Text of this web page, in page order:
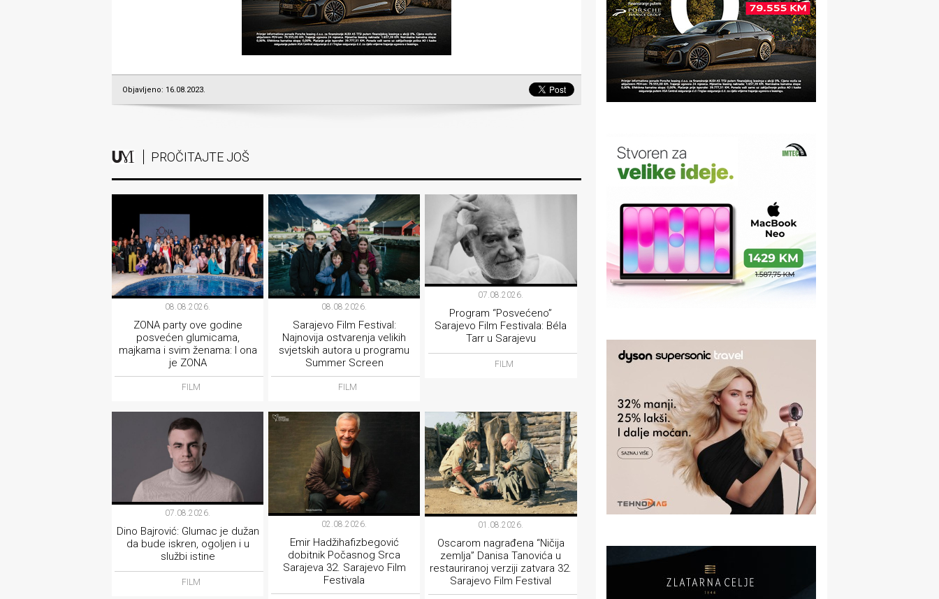
Objavljeno: 16.08.2023.
PROČITAJTE JOŠ
08.08.2026.
ZONA party ove godine
posvećen glumicama,
majkama i svim ženama: I ona
je ZONA
FILM
08.08.2026.
Sarajevo Film Festival:
Najnovija ostvarenja velikih
svjetskih autora u programu
Summer Screen
FILM
07.08.2026.
Program “Posvećeno”
Sarajevo Film Festivala: Béla
Tarr u Sarajevu
FILM
07.08.2026.
Dino Bajrović: Glumac je dužan
da bude iskren, ogoljen i u
službi istine
FILM
02.08.2026.
Emir Hadžihafizbegović
dobitnik Počasnog Srca
Sarajeva 32. Sarajevo Film
Festivala
01.08.2026.
Oscarom nagrađena “Ničija
zemlja” Danisa Tanovića u
restauriranoj verziji zatvara 32.
Sarajevo Film Festival